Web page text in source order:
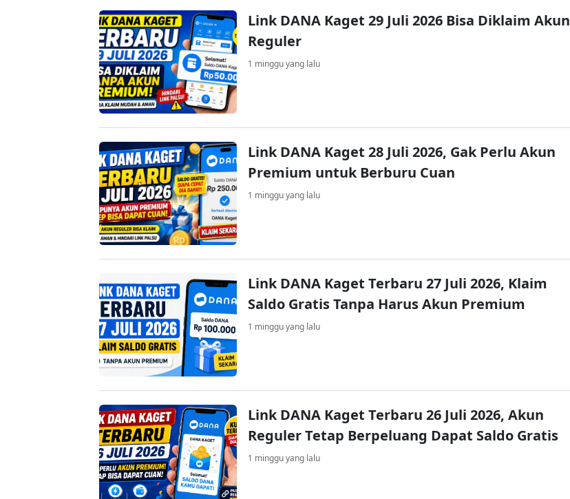
Link DANA Kaget 29 Juli 2026 Bisa Diklaim Akun
Reguler
1 minggu yang lalu
Link DANA Kaget 28 Juli 2026, Gak Perlu Akun
Premium untuk Berburu Cuan
1 minggu yang lalu
Link DANA Kaget Terbaru 27 Juli 2026, Klaim
Saldo Gratis Tanpa Harus Akun Premium
1 minggu yang lalu
Link DANA Kaget Terbaru 26 Juli 2026, Akun
Reguler Tetap Berpeluang Dapat Saldo Gratis
1 minggu yang lalu